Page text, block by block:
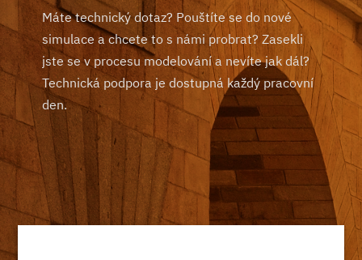
Máte technický dotaz? Pouštíte se do nové
simulace a chcete to s námi probrat? Zasekli
jste se v procesu modelování a nevíte jak dál?
Technická podpora je dostupná každý pracovní
den.